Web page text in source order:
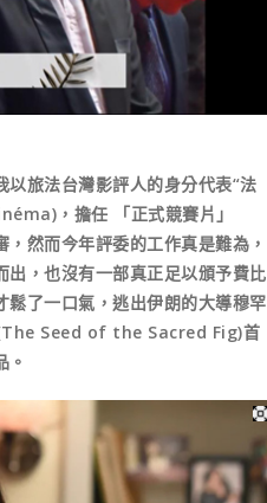
旅法台灣影評人的身分代表“法
，擔任 「正式競賽片」
然而今年評委的工作真是難為，
，也沒有一部真正足以頒予費比
了一口氣，逃出伊朗的大導穆罕
Seed of the Sacred Fig)首
。